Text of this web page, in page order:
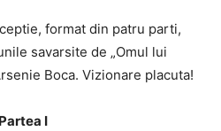
format din patru parti,
savarsite de „Omul lui
Boca. Vizionare placuta!
Partea I